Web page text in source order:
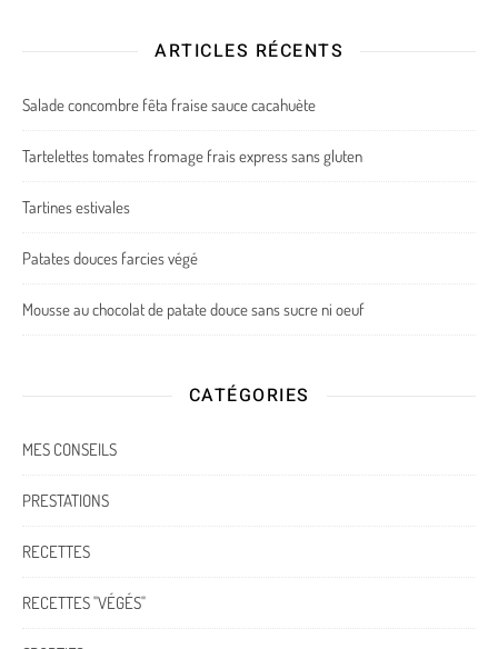
ARTICLES RÉCENTS
Salade concombre fêta fraise sauce cacahuète
Tartelettes tomates fromage frais express sans gluten
Tartines estivales
Patates douces farcies végé
Mousse au chocolat de patate douce sans sucre ni oeuf
CATÉGORIES
MES CONSEILS
PRESTATIONS
RECETTES
RECETTES "VÉGÉS"